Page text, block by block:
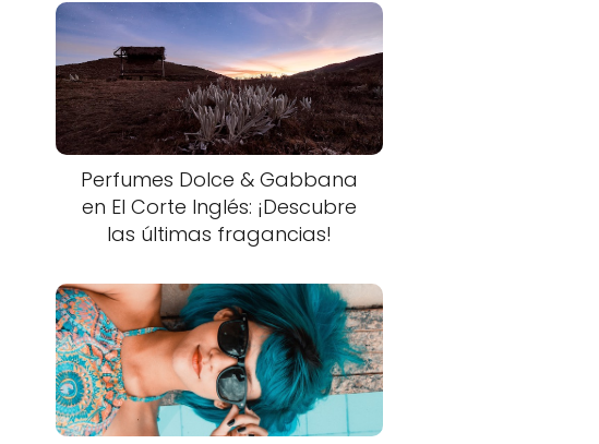
Perfumes Dolce & Gabbana
en El Corte Inglés: ¡Descubre
las últimas fragancias!